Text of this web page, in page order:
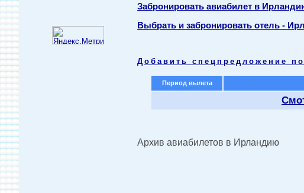
Забронировать авиабилет в
Выбрать и забронировать отель -
Добавить спецпредложение
Период вылета
Архив авиабилетов в Ирландию